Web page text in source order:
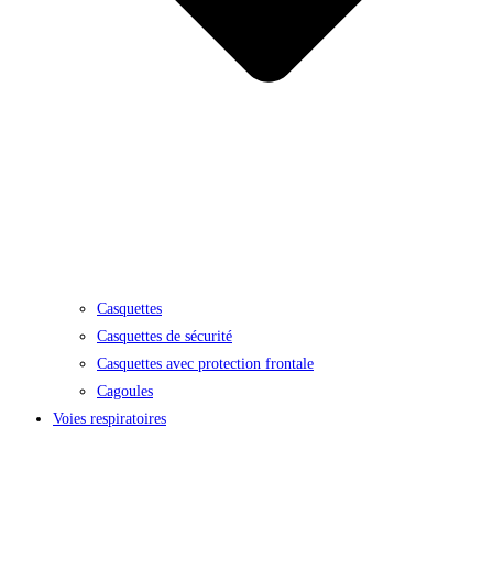
Casquettes
Casquettes de sécurité
Casquettes avec protection frontale
Cagoules
Voies respiratoires